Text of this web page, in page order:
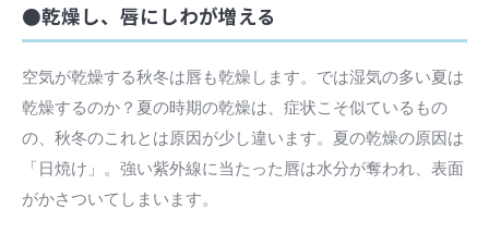
●乾燥し、唇にしわが増える
空気が乾燥する秋冬は唇も乾燥します。では湿気の多い夏は
乾燥するのか？夏の時期の乾燥は、症状こそ似ているもの
の、秋冬のこれとは原因が少し違います。夏の乾燥の原因は
「日焼け」。強い紫外線に当たった唇は水分が奪われ、表面
がかさついてしまいます。